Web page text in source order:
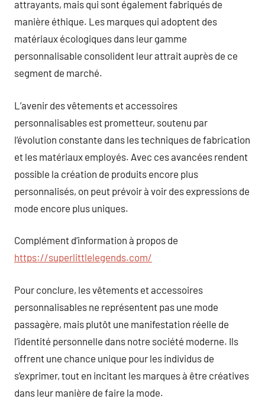
attrayants, mais qui sont également fabriqués de
manière éthique. Les marques qui adoptent des
matériaux écologiques dans leur gamme
personnalisable consolident leur attrait auprès de ce
segment de marché.
L’avenir des vêtements et accessoires
personnalisables est prometteur, soutenu par
l’évolution constante dans les techniques de fabrication
et les matériaux employés. Avec ces avancées rendent
possible la création de produits encore plus
personnalisés, on peut prévoir à voir des expressions de
mode encore plus uniques.
Complément d’information à propos de
https://superlittlelegends.com/
Pour conclure, les vêtements et accessoires
personnalisables ne représentent pas une mode
passagère, mais plutôt une manifestation réelle de
l’identité personnelle dans notre société moderne. Ils
offrent une chance unique pour les individus de
s’exprimer, tout en incitant les marques à être créatives
dans leur manière de faire la mode.